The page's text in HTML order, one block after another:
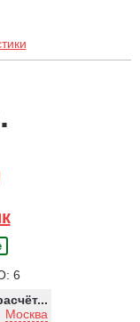
6
Москва